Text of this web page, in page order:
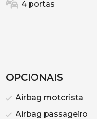
4 portas
OPCIONAIS
Airbag motorista
Airbag passageiro